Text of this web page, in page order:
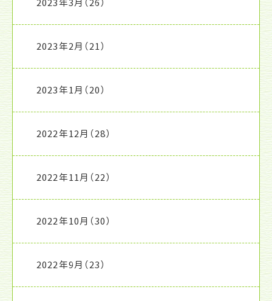
2023年3月 （26）
2023年2月 （21）
2023年1月 （20）
2022年12月 （28）
2022年11月 （22）
2022年10月 （30）
2022年9月 （23）